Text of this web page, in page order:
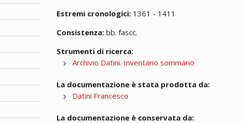
Estremi cronologici: 1361 - 1411
Consistenza: bb. fascc.
Strumenti di ricerca:
Archivio Datini. Inventario sommario
La documentazione è stata prodotta da:
Datini Francesco
La documentazione è conservata da: